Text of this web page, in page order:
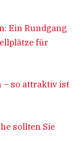
Ein Rundgang
für
– so attraktiv ist
sollten Sie